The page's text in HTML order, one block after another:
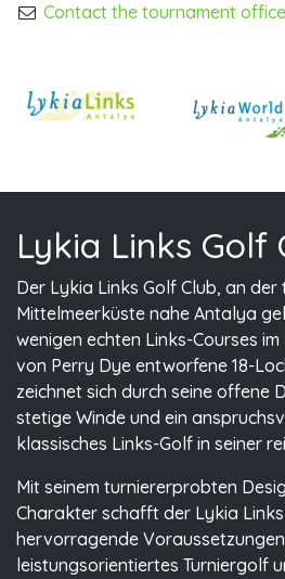
Contact the tournament office
Lykia Links Golf
Der Lykia Links Golf Club, an der
Mittelmeerküste nahe Antalya
wenigen echten Links-Courses
von Perry Dye entworfene 18-
zeichnet sich durch seine offene
stetige Winde und ein
klassisches Links-Golf in seiner
Mit seinem turniererprobten
Charakter schafft der Lykia
hervorragende
leistungsorientiertes Turniergolf